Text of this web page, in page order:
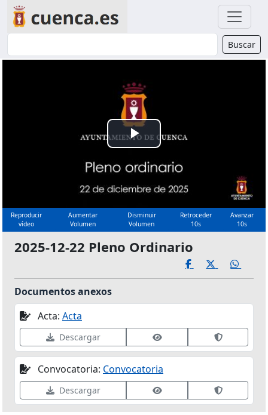
Buscador Buscar
Reproducir
Vídeo
Reproducir
vídeo
Aumentar
Volumen
Disminuir
Volumen
Retroceder
10s
Avanzar
10s
2025-12-22 Pleno Ordinario
Documentos anexos
Acta: Acta
Descargar Ver datos de firmaValidar
Convocatoria: Convocatoria
Descargar Ver datos de firmaValidar